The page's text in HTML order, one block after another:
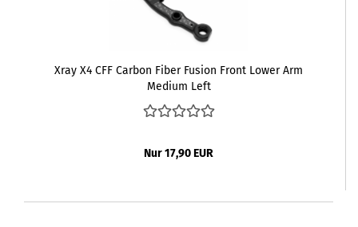
Xray X4 CFF Carbon Fiber Fusion Front Lower Arm
Medium Left
Nur 17,90 EUR